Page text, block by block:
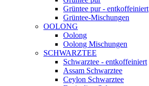
Grüntee pur - entkoffeiniert
Grüntee-Mischungen
OOLONG
Oolong
Oolong Mischungen
SCHWARZTEE
Schwarztee - entkoffeiniert
Assam Schwarztee
Ceylon Schwarztee